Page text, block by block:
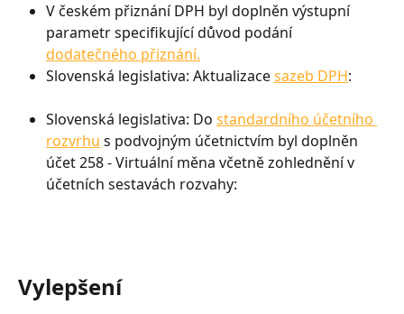
V českém přiznání DPH byl doplněn výstupní
parametr specifikující důvod podání
dodatečného přiznání.
Slovenská legislativa: Aktualizace sazeb DPH:
Slovenská legislativa: Do standardního účetního
rozvrhu s podvojným účetnictvím byl doplněn
účet 258 - Virtuální měna včetně zohlednění v
účetních sestavách rozvahy:
Vylepšení